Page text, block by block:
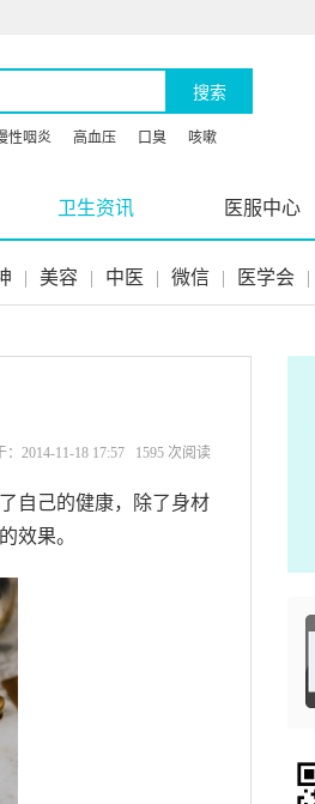
搜索
性咽炎 高血压 口臭 咳嗽
卫生资讯 医服中心
| 美容 | 中医 | 微信 | 医学会 |
2014-11-18 17:57 1595 次阅读
自己的健康，除了身材
效果。